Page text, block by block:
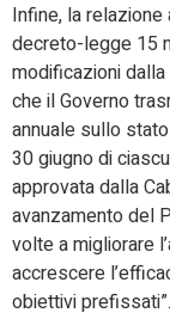
Infine, la relazione
decreto-legge 15
modificazioni
che il Governo
annuale sullo
30 giugno di
approvata dalla
avanzamento del
volte a migliorare
accrescere
obiettivi prefissati”.